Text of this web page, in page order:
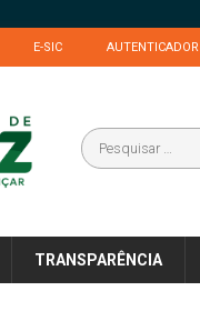
E-SIC AUTENTICADOR
TRANSPARÊNCIA